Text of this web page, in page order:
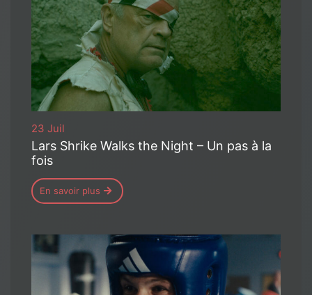
23 Juil
Lars Shrike Walks the Night – Un pas à la
fois
En savoir plus